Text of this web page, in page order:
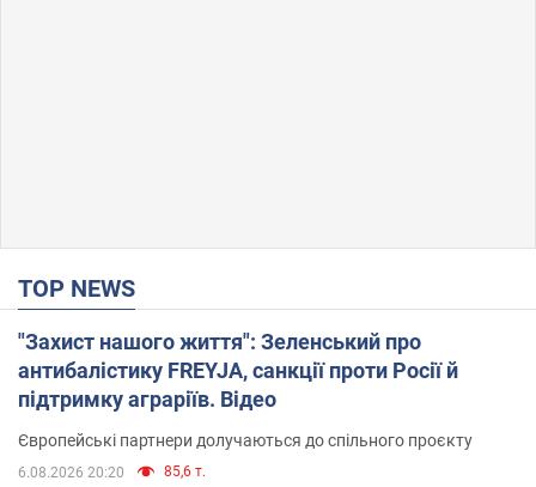
TOP NEWS
"Захист нашого життя": Зеленський про
антибалістику FREYJA, санкції проти Росії й
підтримку аграріїв. Відео
Європейські партнери долучаються до спільного проєкту
6.08.2026 20:20 85,6 т.